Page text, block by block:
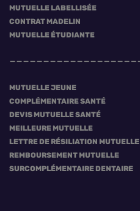
MUTUELLE LABELLISÉE
CONTRAT MADELIN
MUTUELLE ÉTUDIANTE
MUTUELLE JEUNE
COMPLÉMENTAIRE SANTÉ
DEVIS MUTUELLE SANTÉ
MEILLEURE MUTUELLE
LETTRE DE RÉSILIATION MUTUELLE
REMBOURSEMENT MUTUELLE
SURCOMPLÉMENTAIRE DENTAIRE